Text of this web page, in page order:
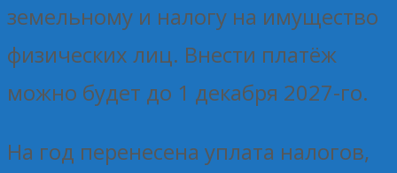
земельному и налогу на имущество
физических лиц. Внести платёж
можно будет до 1 декабря 2027-го.
На год перенесена уплата налогов,